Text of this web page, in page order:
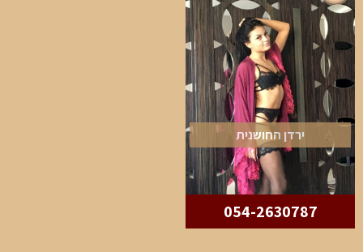
ירדן החושנית
054-2630787